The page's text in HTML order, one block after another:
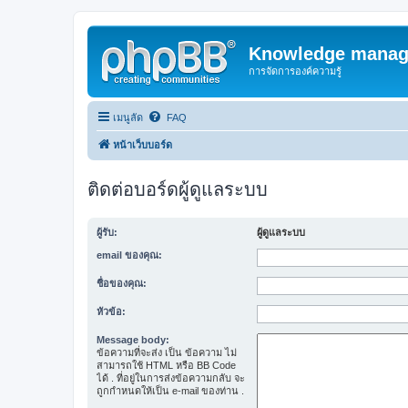
Knowledge
การจัดการองค์ความรู้
เมนูลัด FAQ
หน้าเว็บบอร์ด
ติดต่อบอร์ดผู้ดูแลระบบ
ผู้รับ: ผู้ดูแลระบบ
email ของคุณ:
ชื่อของคุณ:
หัวข้อ:
Message body:
ข้อความที่จะส่ง เป็น ข้อความ ไม่
สามารถใช้ HTML หรือ BB Code
ได้ . ที่อยู่ในการส่งข้อความกลับ จะ
ถูกกำหนดให้เป็น e-mail ของท่าน .